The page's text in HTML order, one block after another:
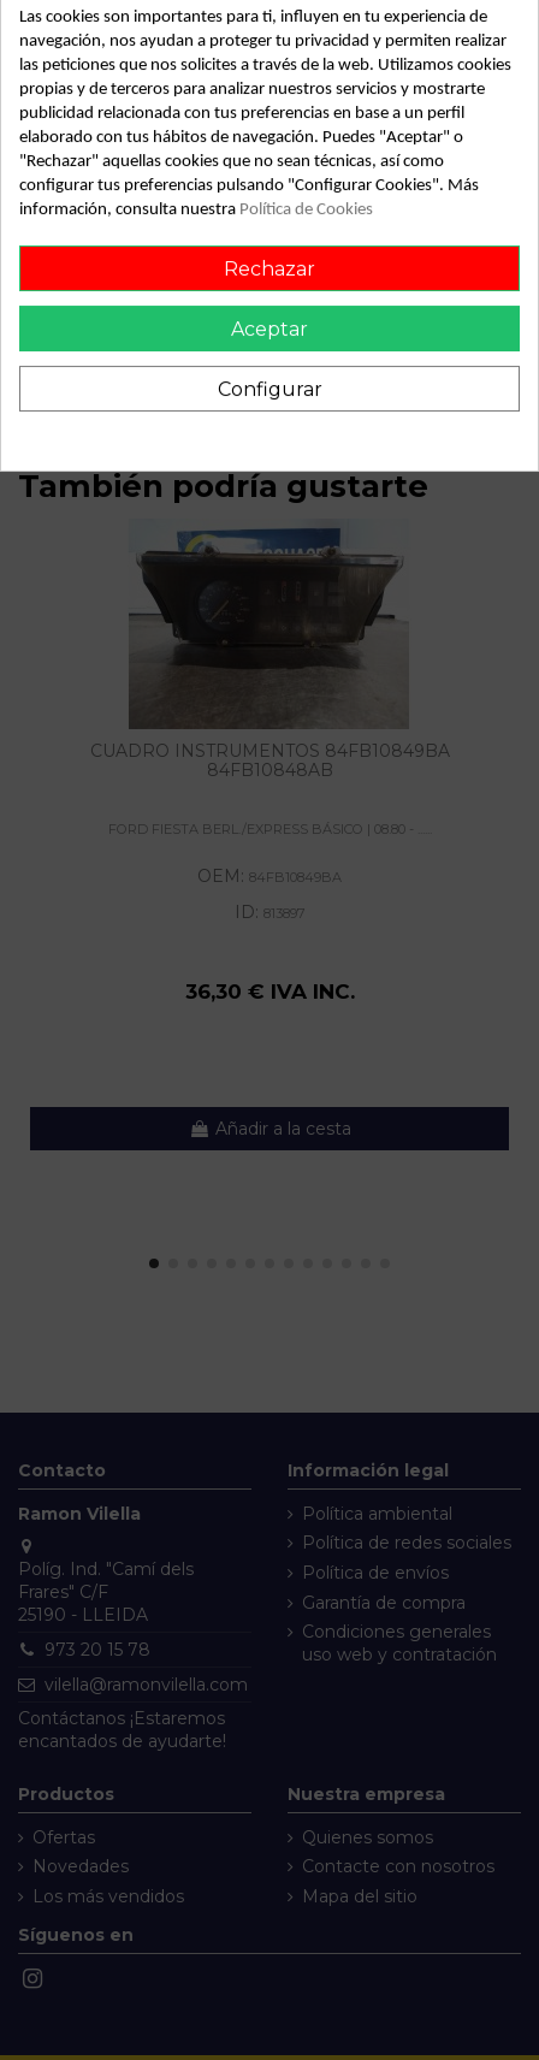
Almacén
49349
SubAlmacén
374
SubSubAlmacén
100029558
ID: 813896
Fecha disponible: 2022-06-01
Descripción
Recambio de servofreno para ford fiesta berl./express
básico | 08.80 - ... básico | 08.80 - ... referencia OEM IAM
También podría gustarte
CUADRO INSTRUMENTOS 84FB10849BA
84FB10848AB
FORD FIESTA BERL./EXPRESS BÁSICO | 08.80 - ......
OEM: 84FB10849BA
ID: 813897
36,30 € IVA INC.
Añadir a la cesta
Contacto
Ramon Vilella
Políg. Ind. "Camí dels
Frares" C/F
25190 - LLEIDA
973 20 15 78
vilella@ramonvilella.com
Contáctanos ¡Estaremos
encantados de ayudarte!
Información legal
Política ambiental
Política de redes sociales
Política de envíos
Garantía de compra
Condiciones generales
uso web y contratación
Productos
Ofertas
Novedades
Los más vendidos
Nuestra empresa
Quienes somos
Contacte con nosotros
Mapa del sitio
Síguenos en
Las cookies son importantes para ti, influyen en tu experiencia de
navegación, nos ayudan a proteger tu privacidad y permiten realizar
las peticiones que nos solicites a través de la web. Utilizamos cookies
propias y de terceros para analizar nuestros servicios y mostrarte
publicidad relacionada con tus preferencias en base a un perfil
elaborado con tus hábitos de navegación. Puedes "Aceptar" o
"Rechazar" aquellas cookies que no sean técnicas, así como
configurar tus preferencias pulsando "Configurar Cookies". Más
información, consulta nuestra Política de Cookies
Rechazar
Aceptar
Configurar